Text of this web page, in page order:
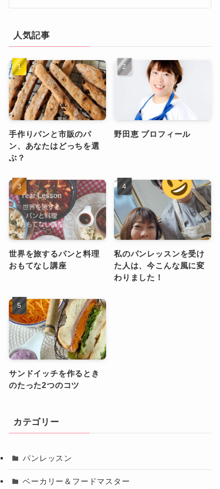
人気記事
手作りパンと市販のパ
ン、あなたはどっちを選
ぶ？
野田恵 プロフィール
世界を旅するパンと料理
おもてなし講座
私のパンレッスンを受け
た人は、今こんな風に変
わりました！
サンドイッチを作るとき
のたった2つのコツ
カテゴリー
パンレッスン
ベーカリー＆フードマスター